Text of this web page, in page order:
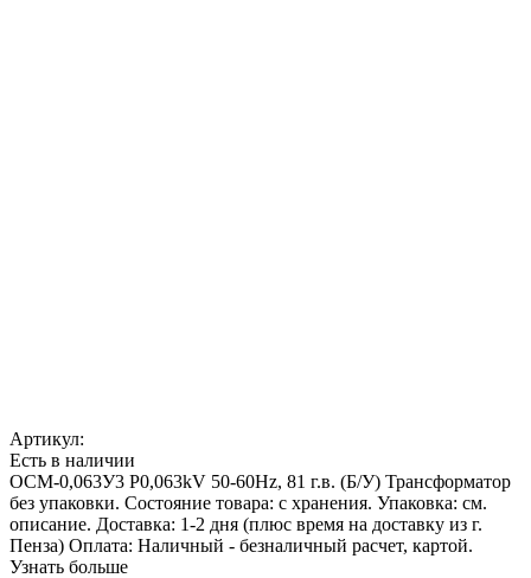
Артикул:
Есть в наличии
ОСМ-0,063У3 P0,063kV 50-60Hz, 81 г.в. (Б/У) Трансформатор
без упаковки. Состояние товара: с хранения. Упаковка: см.
описание. Доставка: 1-2 дня (плюс время на доставку из г.
Пенза) Оплата: Наличный - безналичный расчет, картой.
Узнать больше